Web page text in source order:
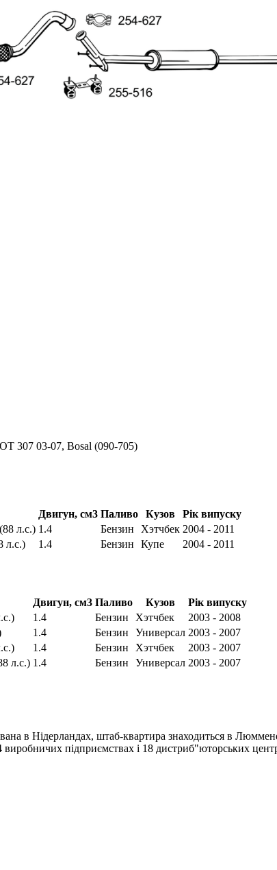
307 03-07, Bosal (090-705)
Двигун, см3 Паливо Кузов
Рік випуску
л.с.) 1.4 Бензин Хэтчбек 2004 - 2011
л.с.)
1.4 Бензин Купе 2004 - 2011
Двигун, см3 Паливо Кузов
Рік випуску
1.4 Бензин Хэтчбек
2003 - 2008
1.4 Бензин Универсал 2003 - 2007
1.4 Бензин Хэтчбек
2003 - 2007
л.с.) 1.4 Бензин Универсал 2003 - 2007
в Нідерландах, штаб-квартира знаходиться в
підприємствах і 18 дистриб"юторських